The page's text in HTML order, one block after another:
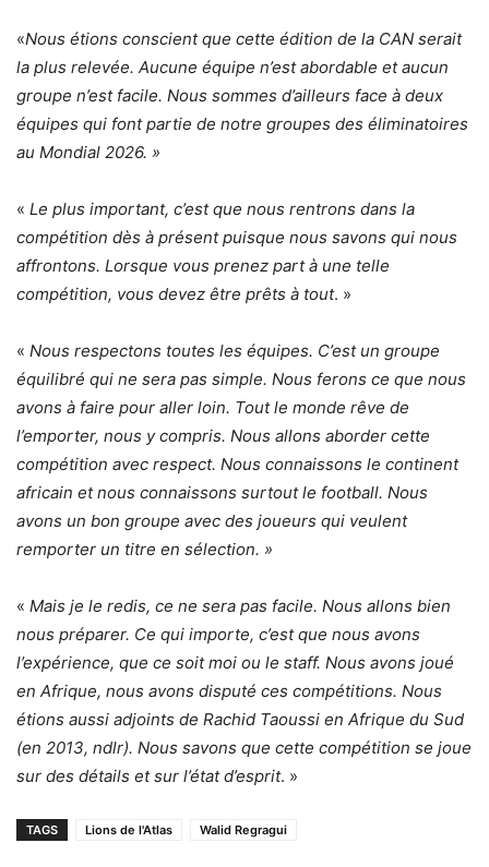
«Nous étions conscient que cette édition de la CAN serait
la plus relevée. Aucune équipe n’est abordable et aucun
groupe n’est facile. Nous sommes d’ailleurs face à deux
équipes qui font partie de notre groupes des éliminatoires
au Mondial 2026. »
« Le plus important, c’est que nous rentrons dans la
compétition dès à présent puisque nous savons qui nous
affrontons. Lorsque vous prenez part à une telle
compétition, vous devez être prêts à tout. »
« Nous respectons toutes les équipes. C’est un groupe
équilibré qui ne sera pas simple. Nous ferons ce que nous
avons à faire pour aller loin. Tout le monde rêve de
l’emporter, nous y compris. Nous allons aborder cette
compétition avec respect. Nous connaissons le continent
africain et nous connaissons surtout le football. Nous
avons un bon groupe avec des joueurs qui veulent
remporter un titre en sélection. »
« Mais je le redis, ce ne sera pas facile. Nous allons bien
nous préparer. Ce qui importe, c’est que nous avons
l’expérience, que ce soit moi ou le staff. Nous avons joué
en Afrique, nous avons disputé ces compétitions. Nous
étions aussi adjoints de Rachid Taoussi en Afrique du Sud
(en 2013, ndlr). Nous savons que cette compétition se joue
sur des détails et sur l’état d’esprit. »
TAGS Lions de l'Atlas Walid Regragui